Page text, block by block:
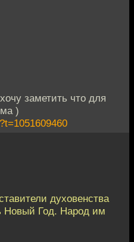
заметить что для
)
духовенства
Новый Год. Народ им